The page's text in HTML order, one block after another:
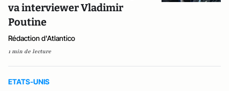
va interviewer Vladimir
Poutine
Rédaction d'Atlantico
1 min de lecture
ETATS-UNIS